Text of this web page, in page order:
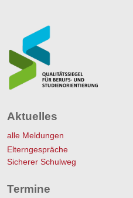
Aktuelles
alle Meldungen
Elterngespräche
Sicherer Schulweg
Termine